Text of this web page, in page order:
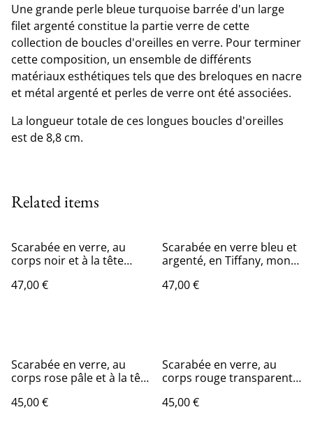
Une grande perle bleue turquoise barrée d'un large
filet argenté constitue la partie verre de cette
collection de boucles d'oreilles en verre. Pour terminer
cette composition, un ensemble de différents
matériaux esthétiques tels que des breloques en nacre
et métal argenté et perles de verre ont été associées.
La longueur totale de ces longues boucles d'oreilles
est de 8,8 cm.
Related items
Scarabée en verre, au
corps noir et à la tête
Tiffany monté en broche.
47,00 €
Scarabée en verre bleu et
argenté, en Tiffany, monté
47,00 €
Scarabée en verre, au
corps rose pâle et à la tête
en magnet.
45,00 €
Scarabée en verre, au
corps rouge transparent
Tiffany et monté en
45,00 €